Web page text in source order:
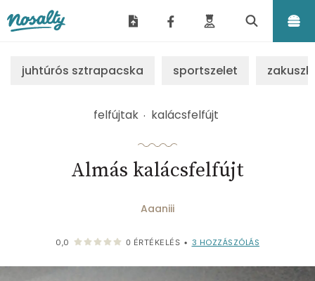
juhtúrós sztrapacska sportszelet
felfújtak kalácsfelfújt
Almás kalácsfelfújt
Aaaniii
0,0 0 ÉRTÉKELÉS • 3 HOZZÁSZÓLÁS